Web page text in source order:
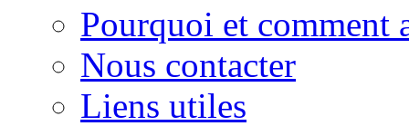
Pourquoi et comment
Nous contacter
Liens utiles